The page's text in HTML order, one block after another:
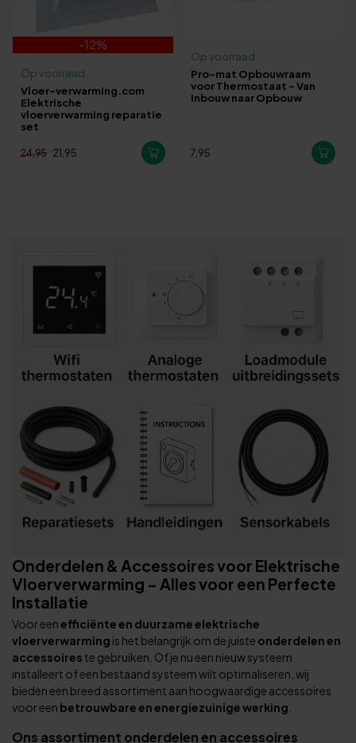
-12%
Op voorraad
Vloer-verwarming.com
Elektrische
vloerverwarming reparatie
set
24,95 21,95
Op voorraad
Pro-mat Opbouwraam
voor Thermostaat – Van
Inbouw naar Opbouw
7,95
Onderdelen & Accessoires voor Elektrische
Vloerverwarming – Alles voor een Perfecte
Installatie
Voor eenefficiënte en duurzame elektrische
vloerverwarming is het belangrijk om de juiste onderdelen en
accessoires te gebruiken. Of je nu een nieuw systeem
installeert of een bestaand systeem wilt optimaliseren, wij
bieden een breed assortiment aan hoogwaardige accessoires
voor een betrouwbare en energiezuinige werking
Ons assortiment onderdelen en accessoires